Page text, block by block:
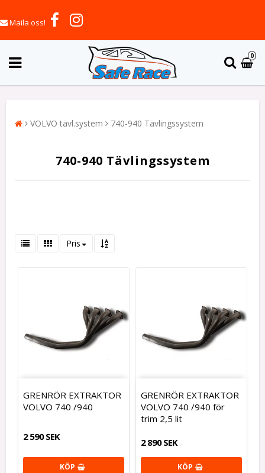
Maila oss!
0
VOLVO tävl.system 740-940 Tävlingssystem
740-940 Tävlingssystem
Pris
GRENRÖR EXTRAKTOR
VOLVO 740 /940
2 590 SEK
KÖP
GRENRÖR EXTRAKTOR
VOLVO 740 /940 för
trim 2,5 lit
2 890 SEK
KÖP